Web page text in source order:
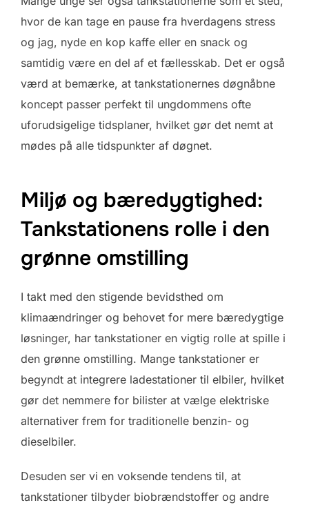
hvor de kan tage en pause fra hverdagens stress
og jag, nyde en kop kaffe eller en snack og
samtidig være en del af et fællesskab. Det er også
værd at bemærke, at tankstationernes døgnåbne
koncept passer perfekt til ungdommens ofte
uforudsigelige tidsplaner, hvilket gør det nemt at
mødes på alle tidspunkter af døgnet.
Miljø og bæredygtighed:
Tankstationens rolle i den
grønne omstilling
I takt med den stigende bevidsthed om
klimaændringer og behovet for mere bæredygtige
løsninger, har tankstationer en vigtig rolle at spille i
den grønne omstilling. Mange tankstationer er
begyndt at integrere ladestationer til elbiler, hvilket
gør det nemmere for bilister at vælge elektriske
alternativer frem for traditionelle benzin- og
dieselbiler.
Desuden ser vi en voksende tendens til, at
tankstationer tilbyder biobrændstoffer og andre